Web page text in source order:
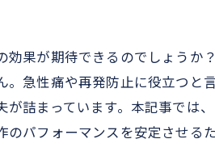
果が期待できるのでしょうか
急性痛や再発防止に役立つと
詰まっています。本記事では
パフォーマンスを安定させる